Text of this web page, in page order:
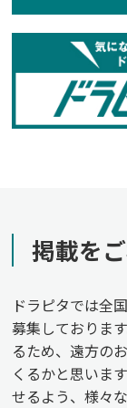
掲載を
ドラピタでは全
募集しておりま
るため、遠方の
くるかと思いま
せるよう、様々